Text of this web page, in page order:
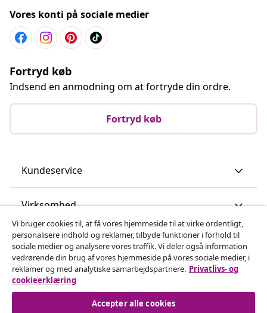
Vores konti på sociale medier
Fortryd køb
Indsend en anmodning om at fortryde din ordre.
Fortryd køb
Kundeservice
Virksomhed
vidaXL
Opdag mere
Vi bruger cookies til, at få vores hjemmeside til at virke ordentligt,
personalisere indhold og reklamer, tilbyde funktioner i forhold til
sociale medier og analysere vores traffik. Vi deler også information
vedrørende din brug af vores hjemmeside på vores sociale medier, i
reklamer og med analytiske samarbejdspartnere. Privatlivs- og
cookieerklæring
Accepter alle cookies